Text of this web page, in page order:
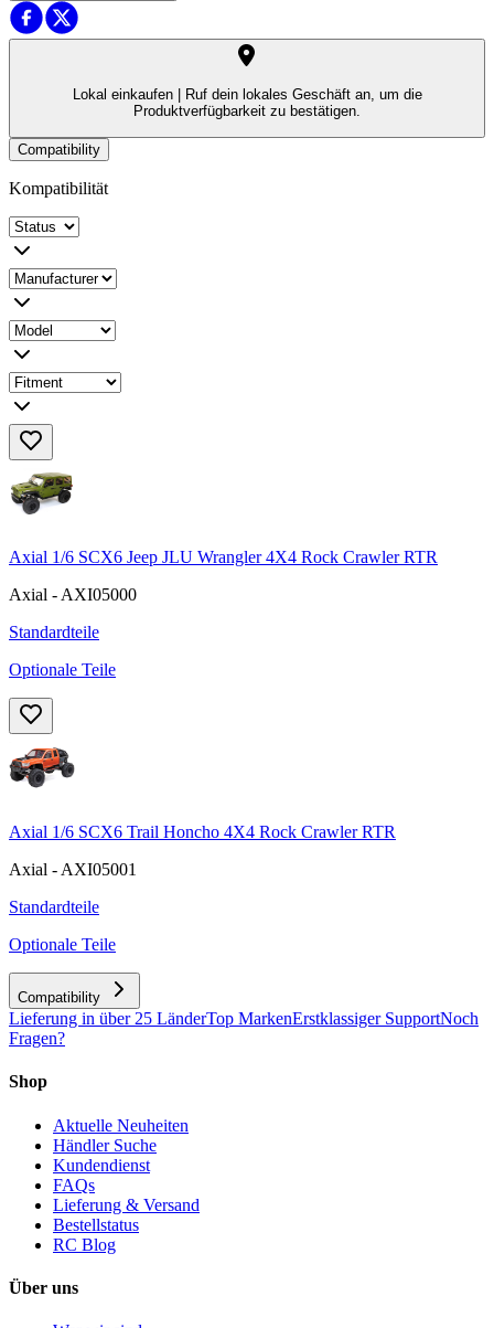
Lokal einkaufen |
Ruf dein lokales Geschäft an, um die
Produktverfügbarkeit zu bestätigen.
Compatibility
Kompatibilität
Axial 1/6 SCX6 Jeep JLU Wrangler 4X4 Rock Crawler RTR
Axial - AXI05000
Standardteile
Optionale Teile
Axial 1/6 SCX6 Trail Honcho 4X4 Rock Crawler RTR
Axial - AXI05001
Standardteile
Optionale Teile
Compatibility
Lieferung in über 25 LänderTop MarkenErstklassiger SupportNoch
Fragen?
Shop
Aktuelle Neuheiten
Händler Suche
Kundendienst
FAQs
Lieferung & Versand
Bestellstatus
RC Blog
Über uns